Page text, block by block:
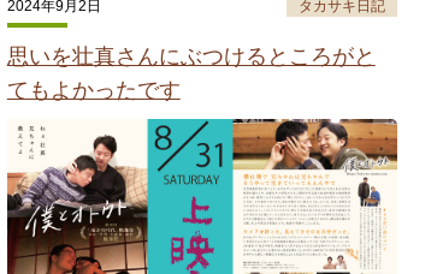
2024年9月2日 タカサキ日記
思いを壮真さんにぶつけるところがと
てもよかったです